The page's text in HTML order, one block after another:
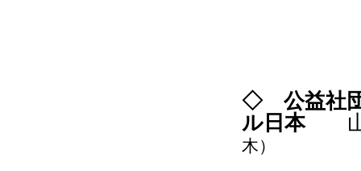
◇ 公益社団
ル日本
木）